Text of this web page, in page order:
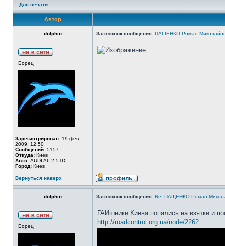
Для печати
Автор
dolphin Заголовок сообщения: ПАЩЕНКО Роман
Борец
Зарегистрирован: 19 фев
2009, 12:50
Сообщений: 5157
Откуда: Киев
Авто: AUDI A6 2.5TDI
Город: Киев
Вернуться наверх
dolphin Заголовок сообщения: Re: ПАЩЕНКО Роман
Борец
ГАИшники Киева попались на взятке и
http://roadcontrol.org.ua/node/2262